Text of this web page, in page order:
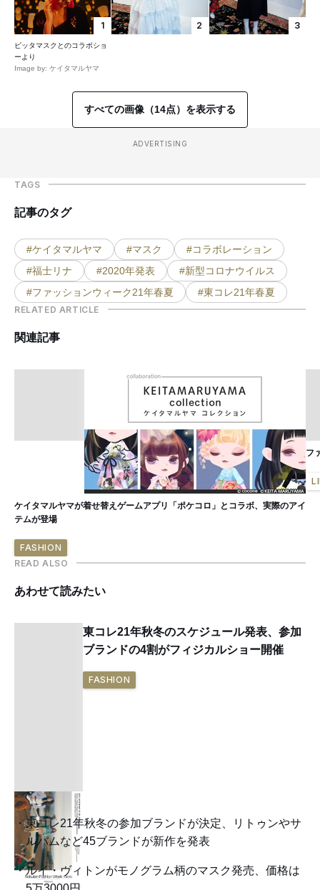
1
ピッタマスクとのコラボショ
ーより
Image by: ケイタマルヤマ
2 3
すべての画像（14点）を表示する
ADVERTISING
TAGS
記事のタグ
#ケイタマルヤマ #マスク
#コラボレーション
#福士リナ
#2020年発表
#新型コロナウイルス
#ファッションウィーク21年春夏
#東コレ21年春夏
RELATED ARTICLE
関連記事
ケイタマルヤマが着せ替えゲームアプリ「ポケコロ」とコラボ、実際のアイ
テムが登場
FASHION
フ
READ ALSO
あわせて読みたい
東コレ21年秋冬のスケジュール発表、参加
ブランドの4割がフィジカルショー開催
FASHION
東コレ21年秋冬の参加ブランドが決定、リトゥンやサ
ルバムなど45ブランドが新作を発表
ルイ・ヴィトンがモノグラム柄のマスク発売、価格は